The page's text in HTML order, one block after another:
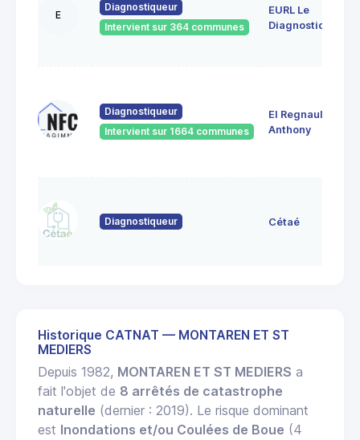
E
Diagnostiqueur
Intervient sur 364 communes
EURL Le
Diagnostiqueur
Diagnostiqueur
Intervient sur 1664 communes
EI Regnault
Anthony
Diagnostiqueur Cétaé
Historique CATNAT — MONTAREN ET ST
MEDIERS
Depuis 1982, MONTAREN ET ST MEDIERS a
fait l'objet de 8 arrêtés de catastrophe
naturelle (dernier : 2019). Le risque dominant
est Inondations et/ou Coulées de Boue (4